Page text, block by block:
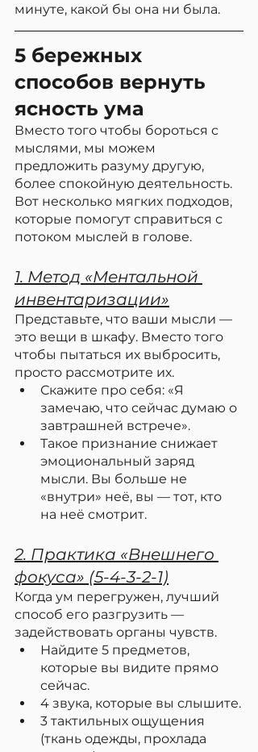
минуте, какой бы она ни была.
5 бережных
способов вернуть
ясность ума
Вместо того чтобы бороться с
мыслями, мы можем
предложить разуму другую,
более спокойную деятельность.
Вот несколько мягких подходов,
которые помогут справиться с
потоком мыслей в голове.
1. Метод «Ментальной
инвентаризации»
Представьте, что ваши мысли —
это вещи в шкафу. Вместо того
чтобы пытаться их выбросить,
просто рассмотрите их.
Скажите про себя: «Я
замечаю, что сейчас думаю о
завтрашней встрече».
Такое признание снижает
эмоциональный заряд
мысли. Вы больше не
«внутри» неё, вы — тот, кто
на неё смотрит.
2. Практика «Внешнего
фокуса» (5-4-3-2-1)
Когда ум перегружен, лучший
способ его разгрузить —
задействовать органы чувств.
Найдите 5 предметов,
которые вы видите прямо
сейчас.
4 звука, которые вы слышите.
3 тактильных ощущения
(ткань одежды, прохлада